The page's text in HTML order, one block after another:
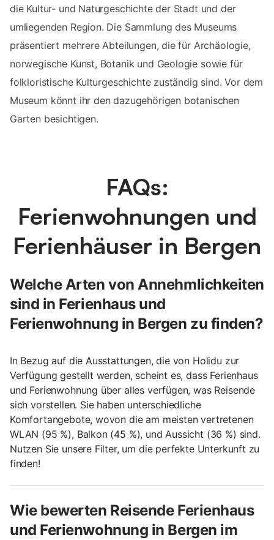
die Kultur- und Naturgeschichte der Stadt und der
umliegenden Region. Die Sammlung des Museums
präsentiert mehrere Abteilungen, die für Archäologie,
norwegische Kunst, Botanik und Geologie sowie für
folkloristische Kulturgeschichte zuständig sind. Vor dem
Museum könnt ihr den dazugehörigen botanischen
Garten besichtigen.
FAQs:
Ferienwohnungen und
Ferienhäuser in Bergen
Welche Arten von Annehmlichkeiten
sind in Ferienhaus und
Ferienwohnung in Bergen zu finden?
In Bezug auf die Ausstattungen, die von Holidu zur
Verfügung gestellt werden, scheint es, dass Ferienhaus
und Ferienwohnung über alles verfügen, was Reisende
sich vorstellen. Sie haben unterschiedliche
Komfortangebote, wovon die am meisten vertretenen
WLAN (95 %), Balkon (45 %), und Aussicht (36 %) sind.
Nutzen Sie unsere Filter, um die perfekte Unterkunft zu
finden!
Wie bewerten Reisende Ferienhaus
und Ferienwohnung in Bergen im